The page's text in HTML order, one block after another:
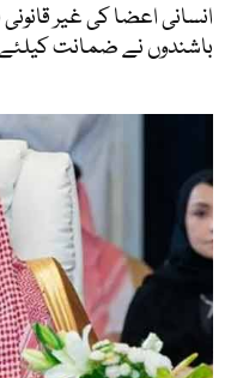
باشندوں نے ضمانت کیلئے